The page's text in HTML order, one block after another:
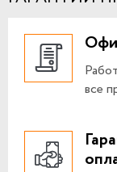
все